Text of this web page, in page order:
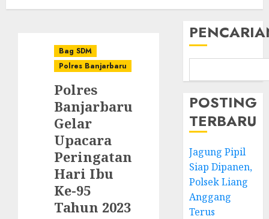
Bag SDM
Polres Banjarbaru
Polres
Banjarbaru
Gelar
Upacara
Peringatan
Hari Ibu
Ke-95
Tahun 2023
POSTING
TERBARU
Jagung Pipil
Siap Dipanen,
Polsek Liang
Anggang
Terus